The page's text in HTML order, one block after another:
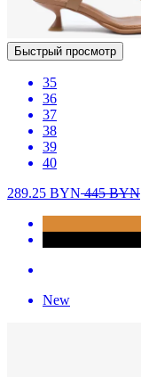
Быстрый просмотр
35
36
37
38
39
40
289.25 BYN445BYN
New